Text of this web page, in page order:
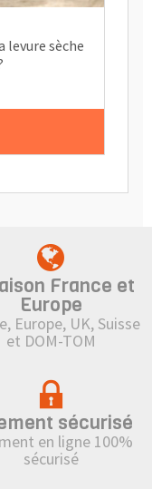
levure sèche
France et
Europe
Europe, UK, Suisse
et DOM-TOM
sécurisé
en ligne 100%
sécurisé